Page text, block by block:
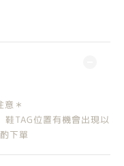
意＊
TAG位置有機會出現以
下單